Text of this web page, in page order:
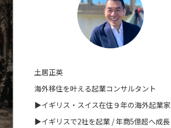
土居正英
海外移住を叶える起業コンサルタント
▶︎イギリス・スイス在住９年の海外起業家
▶︎イギリスで2社を起業 / 年商5億超へ成長